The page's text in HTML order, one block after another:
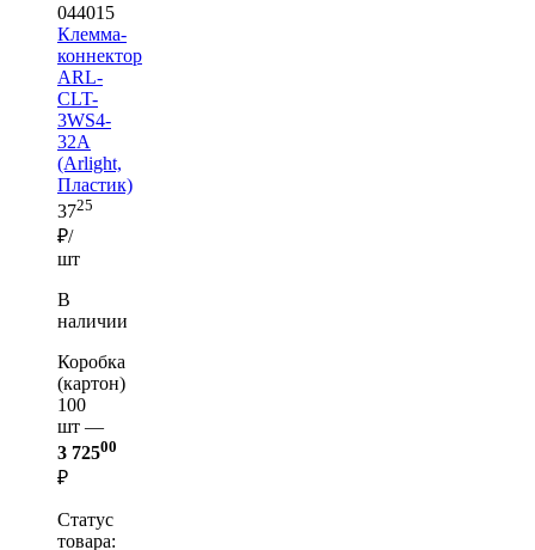
044015
Клемма-
коннектор
ARL-
CLT-
3WS4-
32A
(Arlight,
Пластик)
3725
₽/
шт
В
наличии
Коробка
(картон)
100
шт —
3 72500
₽
Статус
товара: